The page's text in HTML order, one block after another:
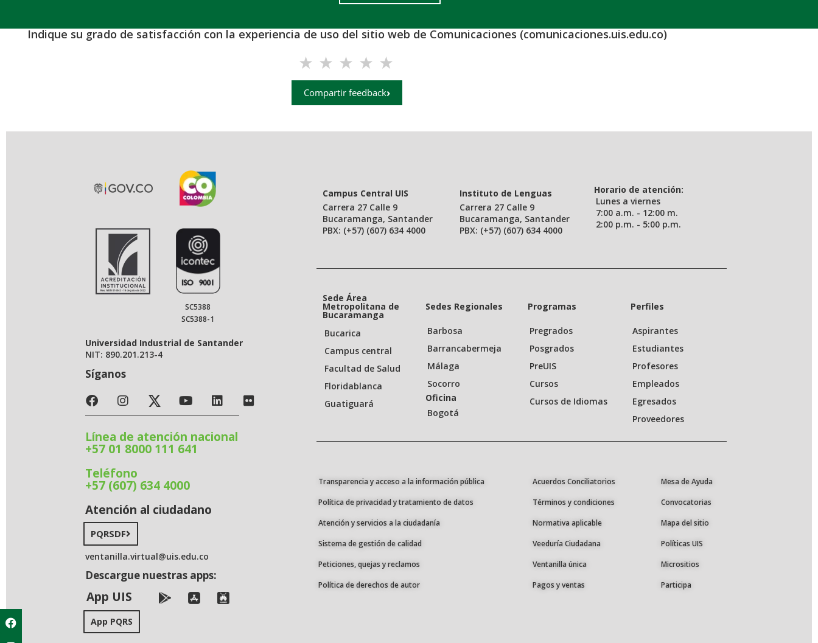
Indique su grado de satisfacción con la experiencia de uso del sitio web de Comunicaciones (comunicaciones.uis.edu.co)